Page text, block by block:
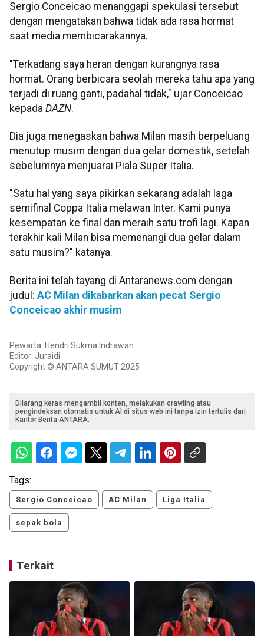
Sergio Conceicao menanggapi spekulasi tersebut
dengan mengatakan bahwa tidak ada rasa hormat
saat media membicarakannya.
"Terkadang saya heran dengan kurangnya rasa
hormat. Orang berbicara seolah mereka tahu apa yang
terjadi di ruang ganti, padahal tidak," ujar Conceicao
kepada DAZN.
Dia juga menegaskan bahwa Milan masih berpeluang
menutup musim dengan dua gelar domestik, setelah
sebelumnya menjuarai Piala Super Italia.
"Satu hal yang saya pikirkan sekarang adalah laga
semifinal Coppa Italia melawan Inter. Kami punya
kesempatan ke final dan meraih satu trofi lagi. Kapan
terakhir kali Milan bisa memenangi dua gelar dalam
satu musim?" katanya.
Berita ini telah tayang di Antaranews.com dengan
judul: AC Milan dikabarkan akan pecat Sergio
Conceicao akhir musim
Pewarta: Hendri Sukma Indrawan
Editor: Juraidi
Copyright © ANTARA SUMUT 2025
Dilarang keras mengambil konten, melakukan crawling atau
pengindeksan otomatis untuk AI di situs web ini tanpa izin tertulis dari
Kantor Berita ANTARA.
Tags:
Sergio Conceicao AC Milan Liga Italia
sepak bola
Terkait